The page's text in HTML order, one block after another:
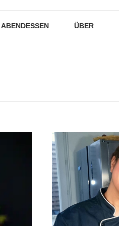
ABENDESSEN ÜBER